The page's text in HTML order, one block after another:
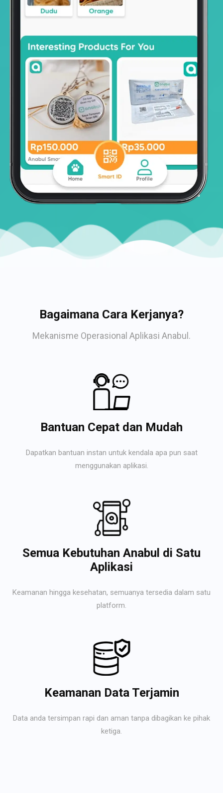
Bagaimana Cara Kerjanya?
Mekanisme Operasional Aplikasi Anabul.
Bantuan Cepat dan Mudah
Dapatkan bantuan instan untuk kendala apa pun saat
menggunakan aplikasi.
Semua Kebutuhan Anabul di Satu
Aplikasi
Keamanan hingga kesehatan, semuanya tersedia dalam satu
platform.
Keamanan Data Terjamin
Data anda tersimpan rapi dan aman tanpa dibagikan ke pihak
ketiga.